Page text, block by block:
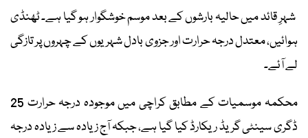
شہرِ قائد میں حالیہ بارشوں کے بعد موسم خوشگوار ہو گیا ہے۔ ٹھنڈی
ہوائیں، معتدل درجہ حرارت اور جزوی بادل شہریوں کے چہروں پر تازگی
لے آئے۔
محکمہ موسمیات کے مطابق کراچی میں موجودہ درجہ حرارت 25
ڈگری سینٹی گریڈ ریکارڈ کیا گیا ہے، جبکہ آج زیادہ سے زیادہ درجہ